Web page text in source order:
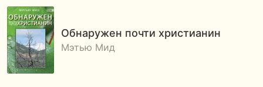
Обнаружен почти христианин
Мэтью Мид